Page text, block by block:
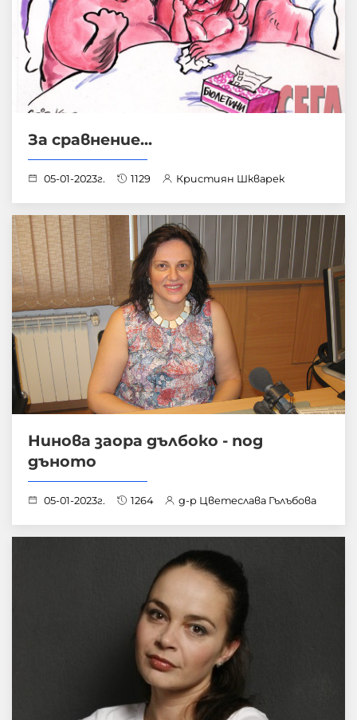
За сравнение...
05-01-2023г. 1129 Кристиян Шкварек
Нинова заора дълбоко - под
дъното
05-01-2023г. 1264 д-р Цветеслава Гълъбова